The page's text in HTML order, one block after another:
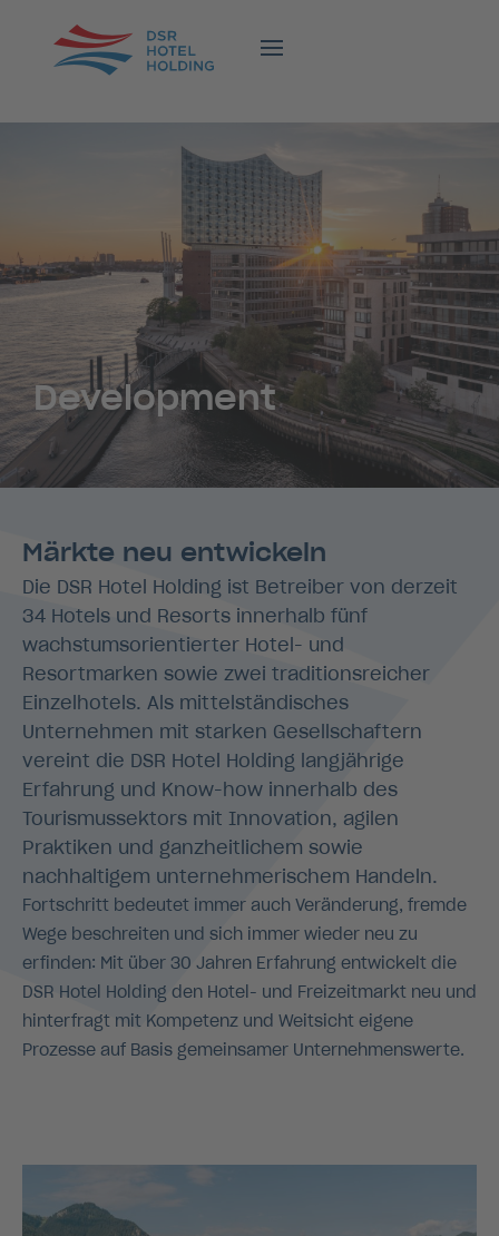
Development
Märkte neu entwickeln
Die DSR Hotel Holding ist Betreiber von derzeit
34 Hotels und Resorts innerhalb fünf
wachstumsorientierter Hotel- und
Resortmarken sowie zwei traditionsreicher
Einzelhotels. Als mittelständisches
Unternehmen mit starken Gesellschaftern
vereint die DSR Hotel Holding langjährige
Erfahrung und Know-how innerhalb des
Tourismussektors mit Innovation, agilen
Praktiken und ganzheitlichem sowie
nachhaltigem unternehmerischem Handeln.
Fortschritt bedeutet immer auch Veränderung, fremde
Wege beschreiten und sich immer wieder neu zu
erfinden: Mit über 30 Jahren Erfahrung entwickelt die
DSR Hotel Holding den Hotel- und Freizeitmarkt neu und
hinterfragt mit Kompetenz und Weitsicht eigene
Prozesse auf Basis gemeinsamer Unternehmenswerte.